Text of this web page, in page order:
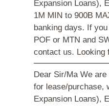
Expansion Loans),
1M MIN to 900B
banking days. If
POF or MTN and
contact us. Looking
Dear Sir/Ma We
for lease/purchase,
Expansion Loans),